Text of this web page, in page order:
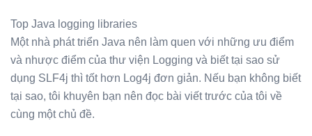
Top Java logging libraries
Một nhà phát triển Java nên làm quen với những ưu điểm
và nhược điểm của thư viện Logging và biết tại sao sử
dụng SLF4j thì tốt hơn Log4j đơn giản. Nếu bạn không biết
tại sao, tôi khuyên bạn nên đọc bài viết trước của tôi về
cùng một chủ đề.